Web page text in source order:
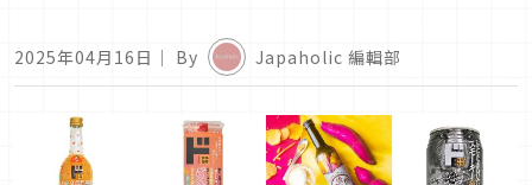
2025年04月16日 ｜ By Japaholic 編輯部